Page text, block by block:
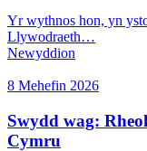
Yr wythnos hon, yn
Llywodraeth…
Newyddion
8 Mehefin 2026
Swydd wag:
Cymru